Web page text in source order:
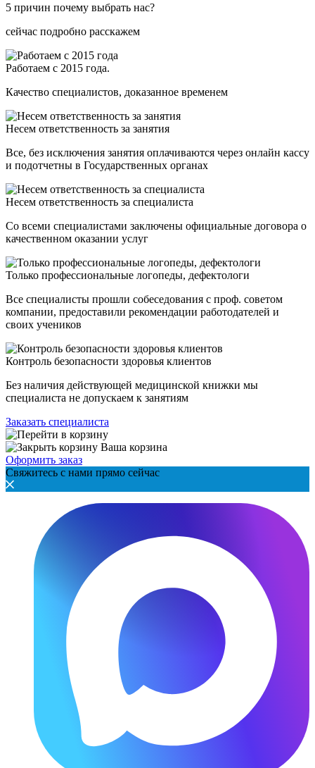
5 причин почему выбрать нас?
сейчас подробно расскажем
Работаем с 2015 года.
Качество специалистов, доказанное временем
Несем ответственность за занятия
Все, без исключения занятия оплачиваются через онлайн кассу
и подотчетны в Государственных органах
Несем ответственность за специалиста
Со всеми специалистами заключены официальные договора о
качественном оказании услуг
Только профессиональные логопеды, дефектологи
Все специалисты прошли собеседования с проф. советом
компании, предоставили рекомендации работодателей и
своих учеников
Контроль безопасности здоровья клиентов
Без наличия действующей медицинской книжки мы
специалиста не допускаем к занятиям
Заказать специалиста
Ваша корзина
Оформить заказ
Свяжитесь с нами прямо сейчас